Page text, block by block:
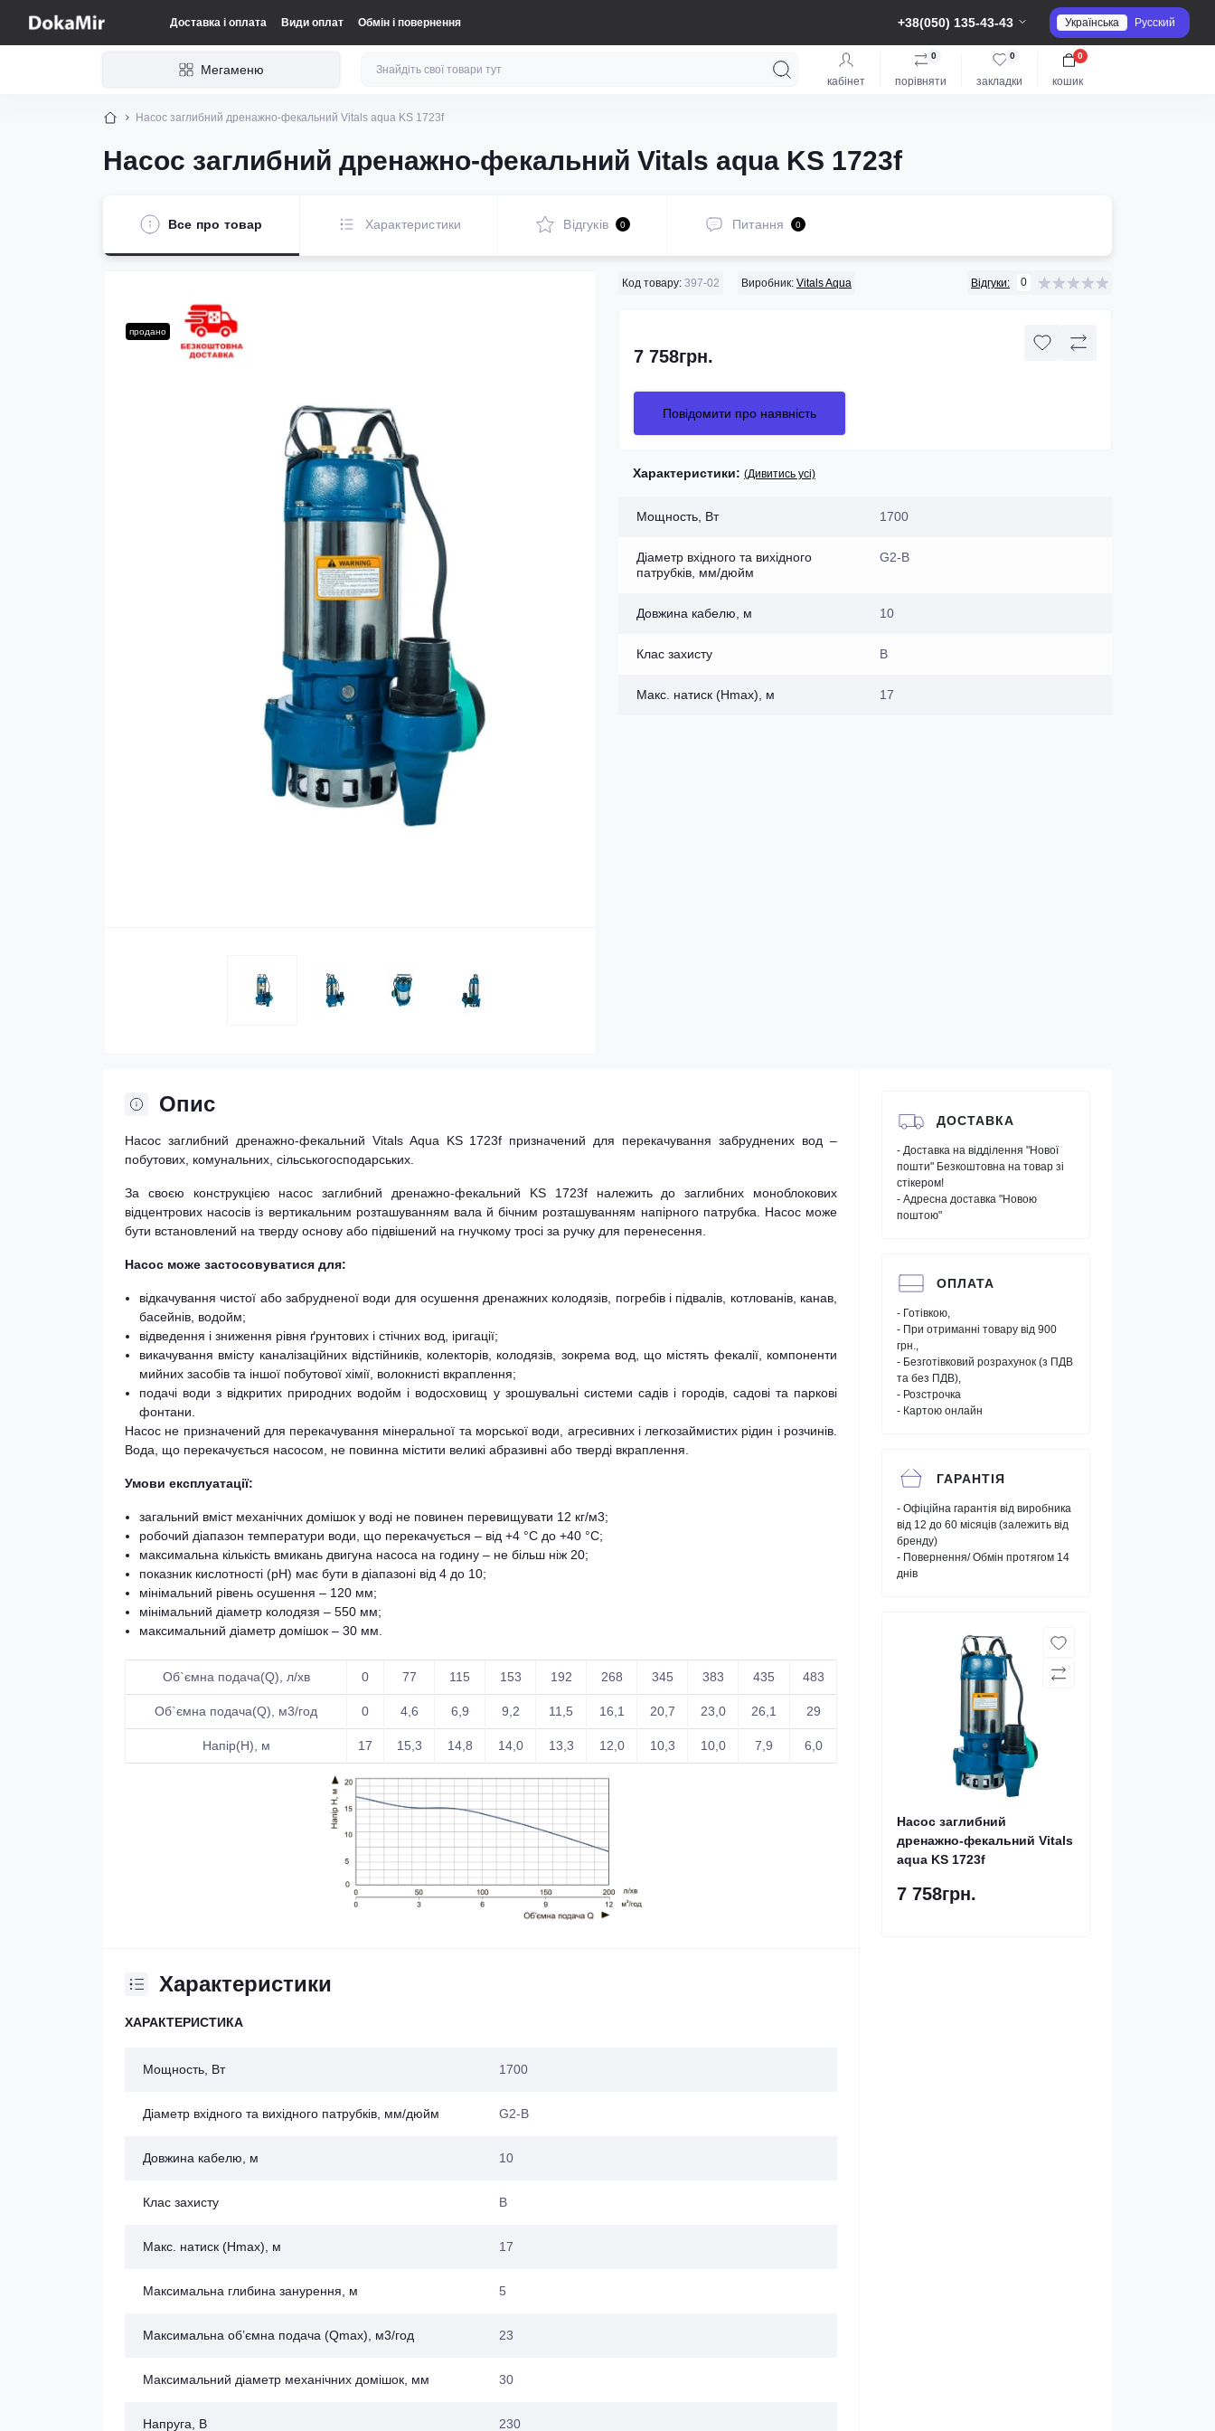
Доставка і оплата Види оплат Обмін і повернення +38(050) 135-43-43 Українська Русский
Мегаменю
кабінет порівняти
0
закладки
0
кошик
0
Насос заглибний дренажно-фекальний Vitals aqua KS 1723f
Насос заглибний дренажно-фекальний Vitals aqua KS 1723f
Все про товар Характеристики Відгуків 0 Питання 0
продано
Код товару: 397-02 Виробник: Vitals Aqua Відгуки: 0
7 758грн.
Повідомити про наявність
Характеристики: (Дивитись усі)
Мощность, Вт 1700
Діаметр вхідного та вихідного
патрубків, мм/дюйм
G2-B
Довжина кабелю, м 10
Клас захисту В
Макс. натиск (Нmax), м 17
Опис
Насос заглибний дренажно-фекальний Vitals Aqua KS 1723f призначений для перекачування забруднених вод –
побутових, комунальних, сільськогосподарських.
За своєю конструкцією насос заглибний дренажно-фекальний KS 1723f належить до заглибних моноблокових
відцентрових насосів із вертикальним розташуванням вала й бічним розташуванням напірного патрубка. Насос може
бути встановлений на тверду основу або підвішений на гнучкому тросі за ручку для перенесення.
Насос може застосовуватися для:
відкачування чистої або забрудненої води для осушення дренажних колодязів, погребів і підвалів, котлованів, канав,
басейнів, водойм;
відведення і зниження рівня ґрунтових і стічних вод, іригації;
викачування вмісту каналізаційних відстійників, колекторів, колодязів, зокрема вод, що містять фекалії, компоненти
мийних засобів та іншої побутової хімії, волокнисті вкраплення;
подачі води з відкритих природних водойм і водосховищ у зрошувальні системи садів і городів, садові та паркові
фонтани.
Насос не призначений для перекачування мінеральної та морської води, агресивних і легкозаймистих рідин і розчинів.
Вода, що перекачується насосом, не повинна містити великі абразивні або тверді вкраплення.
Умови експлуатації:
загальний вміст механічних домішок у воді не повинен перевищувати 12 кг/м3;
робочий діапазон температури води, що перекачується – від +4 °С до +40 °С;
максимальна кількість вмикань двигуна насоса на годину – не більш ніж 20;
показник кислотності (рН) має бути в діапазоні від 4 до 10;
мінімальний рівень осушення – 120 мм;
мінімальний діаметр колодязя – 550 мм;
максимальний діаметр домішок – 30 мм.
Об`ємна подача(Q), л/хв 0 77 115 153 192 268 345 383 435 483
Об`ємна подача(Q), м3/год 0 4,6 6,9 9,2 11,5 16,1 20,7 23,0 26,1 29
Напір(Н), м 17 15,3 14,8 14,0 13,3 12,0 10,3 10,0 7,9 6,0
Характеристики
ХАРАКТЕРИСТИКА
Мощность, Вт 1700
Діаметр вхідного та вихідного патрубків, мм/дюйм G2-B
Довжина кабелю, м 10
Клас захисту В
Макс. натиск (Нmax), м 17
Максимальна глибина занурення, м 5
Максимальна об’ємна подача (Qmax), м3/год 23
Максимальний діаметр механічних домішок, мм 30
Напруга, В 230
ДОСТАВКА
- Доставка на відділення "Нової
пошти" Безкоштовна на товар зі
стікером!
- Адресна доставка "Новою
поштою"
ОПЛАТА
- Готівкою,
- При отриманні товару від 900
грн.,
- Безготівковий розрахунок (з ПДВ
та без ПДВ),
- Розстрочка
- Картою онлайн
ГАРАНТІЯ
- Офіційна гарантія від виробника
від 12 до 60 місяців (залежить від
бренду)
- Повернення/ Обмін протягом 14
днів
Насос заглибний
дренажно-фекальний Vitals
aqua KS 1723f
7 758грн.